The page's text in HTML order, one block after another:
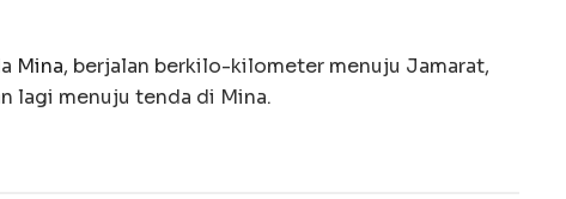
Mina, berjalan berkilo-kilometer menuju Jamarat,
lagi menuju tenda di Mina.